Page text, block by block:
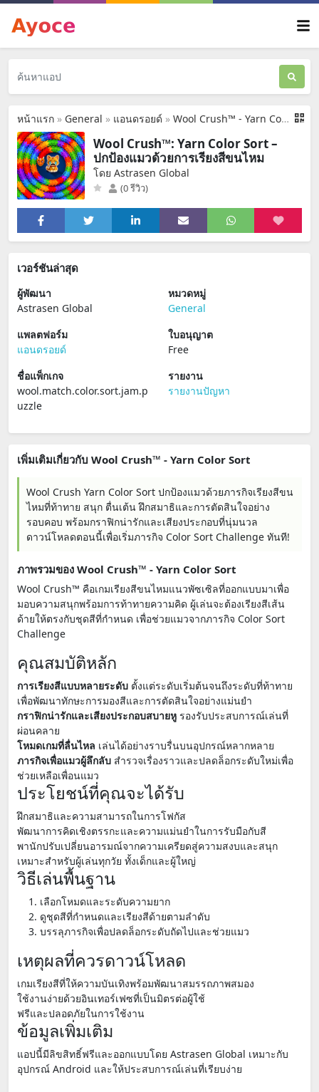
หน้าแรก » General » แอนดรอยด์ » Wool Crush™ - Yarn Color Sort
Wool Crush™: Yarn Color Sort –
ปกป้องแมวด้วยการเรียงสีขนไหม
โดย Astrasen Global
(0 รีวิว)
เวอร์ชันล่าสุด
ผู้พัฒนา
Astrasen Global
หมวดหมู่
General
แพลตฟอร์ม
แอนดรอยด์
ใบอนุญาต
Free
ชื่อแพ็กเกจ
wool.match.color.sort.jam.p
uzzle
รายงาน
รายงานปัญหา
เพิ่มเติมเกี่ยวกับ Wool Crush™ - Yarn Color Sort
Wool Crush Yarn Color Sort ปกป้องแมวด้วยภารกิจเรียงสีขน
ไหมที่ท้าทาย สนุก ตื่นเต้น ฝึกสมาธิและการตัดสินใจอย่าง
รอบคอบ พร้อมกราฟิกน่ารักและเสียงประกอบที่นุ่มนวล
ดาวน์โหลดตอนนี้เพื่อเริ่มภารกิจ Color Sort Challenge ทันที!
ภาพรวมของ Wool Crush™ - Yarn Color Sort
Wool Crush™ คือเกมเรียงสีขนไหมแนวพัซเซิลที่ออกแบบมาเพื่อ
มอบความสนุกพร้อมการท้าทายความคิด ผู้เล่นจะต้องเรียงสีเส้น
ด้ายให้ตรงกับชุดสีที่กำหนด เพื่อช่วยแมวจากภารกิจ Color Sort
Challenge
คุณสมบัติหลัก
การเรียงสีแบบหลายระดับ ตั้งแต่ระดับเริ่มต้นจนถึงระดับที่ท้าทาย
เพื่อพัฒนาทักษะการมองสีและการตัดสินใจอย่างแม่นยำ
กราฟิกน่ารักและเสียงประกอบสบายหู รองรับประสบการณ์เล่นที่
ผ่อนคลาย
โหมดเกมที่ลื่นไหล เล่นได้อย่างราบรื่นบนอุปกรณ์หลากหลาย
ภารกิจเพื่อแมวผู้ลึกลับ สำรวจเรื่องราวและปลดล็อกระดับใหม่เพื่อ
ช่วยเหลือเพื่อนแมว
ประโยชน์ที่คุณจะได้รับ
ฝึกสมาธิและความสามารถในการโฟกัส
พัฒนาการคิดเชิงตรรกะและความแม่นยำในการรับมือกับสี
พานักปรับเปลี่ยนอารมณ์จากความเครียดสู่ความสงบและสนุก
เหมาะสำหรับผู้เล่นทุกวัย ทั้งเด็กและผู้ใหญ่
วิธีเล่นพื้นฐาน
เลือกโหมดและระดับความยาก
ดูชุดสีที่กำหนดและเรียงสีด้ายตามลำดับ
บรรลุภารกิจเพื่อปลดล็อกระดับถัดไปและช่วยแมว
เหตุผลที่ควรดาวน์โหลด
เกมเรียงสีที่ให้ความบันเทิงพร้อมพัฒนาสมรรถภาพสมอง
ใช้งานง่ายด้วยอินเทอร์เฟซที่เป็นมิตรต่อผู้ใช้
ฟรีและปลอดภัยในการใช้งาน
ข้อมูลเพิ่มเติม
แอปนี้มีลิขสิทธิ์ฟรีและออกแบบโดย Astrasen Global เหมาะกับ
อุปกรณ์ Android และให้ประสบการณ์เล่นที่เรียบง่าย